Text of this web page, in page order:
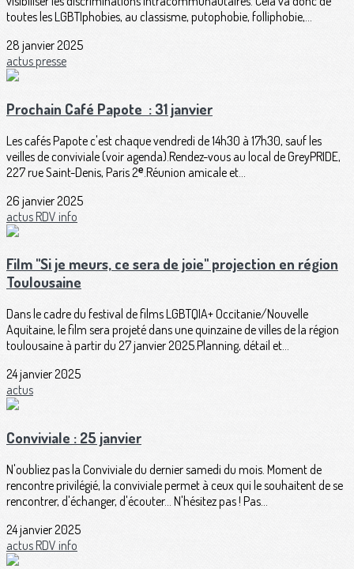
toutes les LGBTIphobies, au classisme, putophobie, folliphobie,...
28 janvier 2025
actuspresse
Prochain Café Papote : 31 janvier
Les cafés Papote c'est chaque vendredi de 14h30 à 17h30, sauf les
veilles de conviviale (voir agenda).Rendez-vous au local de GreyPRIDE,
227 rue Saint-Denis, Paris 2ᵉ.Réunion amicale et...
26 janvier 2025
actus RDV info
Film "Si je meurs, ce sera de joie" projection en région
Toulousaine
Dans le cadre du festival de films LGBTQIA+ Occitanie/Nouvelle
Aquitaine, le film sera projeté dans une quinzaine de villes de la région
toulousaine à partir du 27 janvier 2025.Planning, détail et...
24 janvier 2025
actus
Conviviale : 25 janvier
N'oubliez pas la Conviviale du dernier samedi du mois. Moment de
rencontre privilégié, la conviviale permet à ceux qui le souhaitent de se
rencontrer, d'échanger, d'écouter... N'hésitez pas ! Pas...
24 janvier 2025
actusRDV info